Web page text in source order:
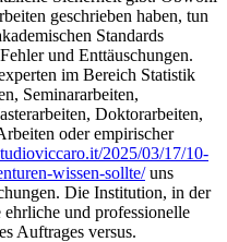
geschrieben haben, tun
Standards
und Enttäuschungen.
im Bereich Statistik
Seminararbeiten,
Doktorarbeiten,
oder empirischer
2025/03/17/10-
wissen-sollte/uns
Die Institution, in der
ehrliche und professionelle
Auftrages versus.